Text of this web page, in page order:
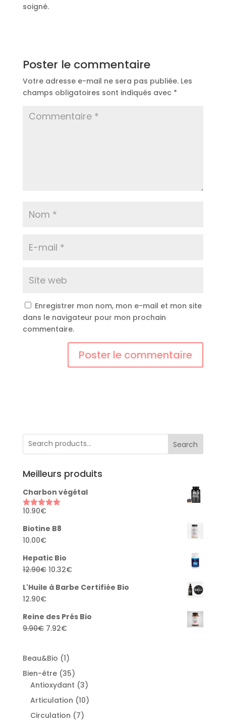
soigné.
Poster le commentaire
Votre adresse e-mail ne sera pas publiée. Les
champs obligatoires sont indiqués avec *
Enregistrer mon nom, mon e-mail et mon site
dans le navigateur pour mon prochain
commentaire.
Search
Meilleurs produits
Charbon végétal
Rated5.00
10.90€
Biotine B8
10.00€
Hepatic Bio
12.90€ Original
was:
10.32€Current
is:
L'Huile à Barbe Certifiée Bio
12.90€
Reine des Prés Bio
9.90€ Original
9.90€.
7.92€Current
7.92€.
Beau&Bio 11
product
Bien-être 3535
products
Antioxydant 33
products
Articulation 1010
Circulation 77